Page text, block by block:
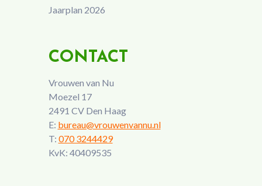
Jaarplan 2026
CONTACT
Vrouwen van Nu
Moezel 17
2491 CV Den Haag
E: bureau@vrouwenvannu.nl
T: 070 3244429
KvK: 40409535